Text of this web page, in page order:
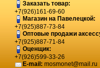
Заказать товар:
+7(926)161-69-60
Магазин на Павелецкой:
+7(925)887-73-84
Оптовые продажи
+7(925)887-71-84
Оценщик:
+7(926)599-33-26
E-mail: mosmonet@mail.ru